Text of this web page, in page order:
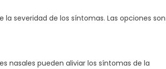
severidad de los síntomas. Las opciones son:
nasales pueden aliviar los síntomas de la